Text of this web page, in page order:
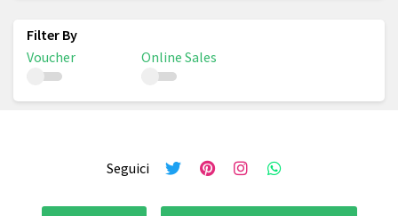
Voucher Online Sales
Seguici